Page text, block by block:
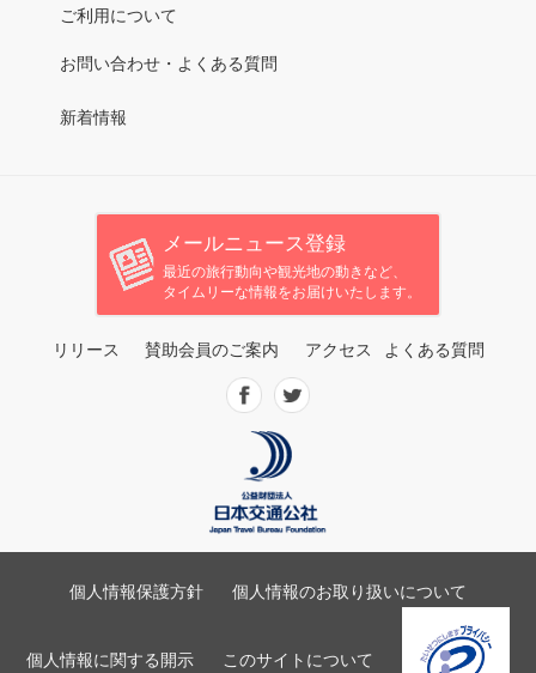
ご利用について
お問い合わせ・よくある質問
新着情報
リリース 賛助会員のご案内 アクセス よくある質問
メールニュース登録
最近の旅行動向や観光地の動きなど、
タイムリーな情報をお届けいたします。
個人情報保護方針 個人情報のお取り扱いについて
個人情報に関する開示 このサイトについて